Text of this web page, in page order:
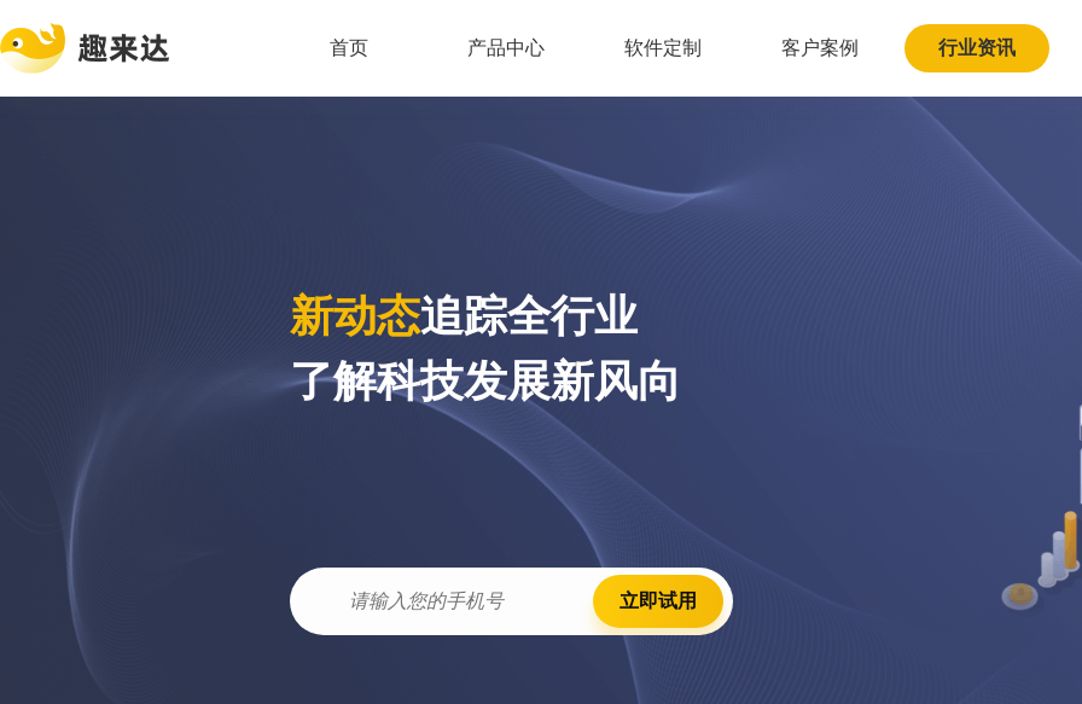
首页 产品中心 软件定制 客户案例 行业资讯
新动态追踪全行业
了解科技发展新风向
立即试用